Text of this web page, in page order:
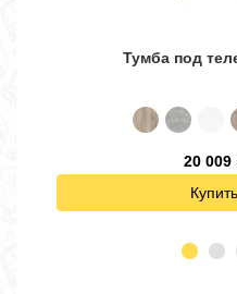
Тумба под
20 009